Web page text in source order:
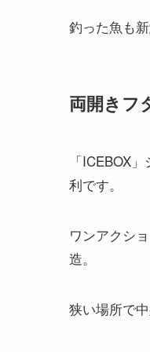
釣った魚も
両開きフ
「ICEBOX
利です。
ワンアクシ
造。
狭い場所で